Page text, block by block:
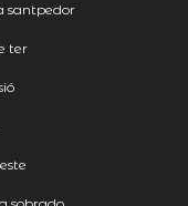
santpedor
ter